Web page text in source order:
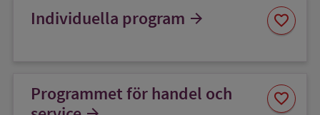
Individuella program arrow_forward favorite
Spara
som
Programmet för handel och
favorite
Spara
som